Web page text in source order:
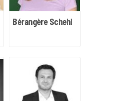
Bérangère Schehl